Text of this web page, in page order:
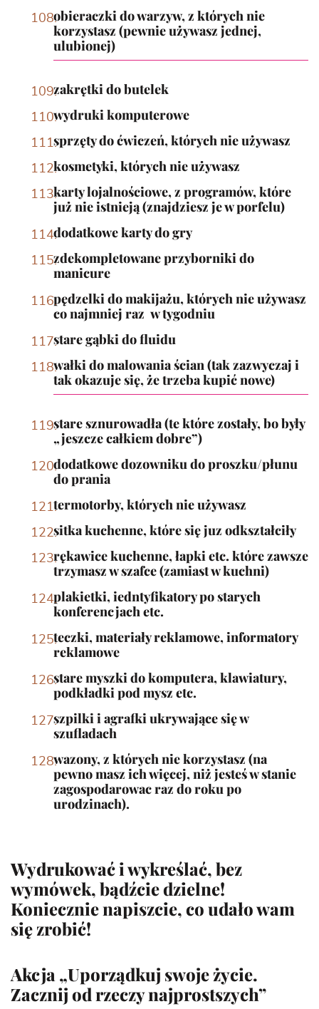
obieraczki do warzyw, z których nie
korzystasz (pewnie używasz jednej,
ulubionej)
zakrętki do butelek
wydruki komputerowe
sprzęty do ćwiczeń, których nie używasz
kosmetyki, których nie używasz
karty lojalnościowe, z programów, które
już nie istnieją (znajdziesz je w porfelu)
dodatkowe karty do gry
zdekompletowane przyborniki do
manicure
pędzelki do makijażu, których nie używasz
co najmniej raz w tygodniu
stare gąbki do fluidu
wałki do malowania ścian (tak zazwyczaj i
tak okazuje się, że trzeba kupić nowe)
stare sznurowadła (te które zostały, bo były
„jeszcze całkiem dobre”)
dodatkowe dozowniku do proszku/płunu
do prania
termotorby, których nie używasz
sitka kuchenne, które się juz odkształciły
rękawice kuchenne, łapki etc. które zawsze
trzymasz w szafce (zamiast w kuchni)
plakietki, iedntyfikatory po starych
konferencjach etc.
teczki, materiały reklamowe, informatory
reklamowe
stare myszki do komputera, klawiatury,
podkładki pod mysz etc.
szpilki i agrafki ukrywające się w
szufladach
wazony, z których nie korzystasz (na
pewno masz ich więcej, niż jesteś w stanie
zagospodarowac raz do roku po
urodzinach).
Wydrukować i wykreślać, bez
wymówek, bądźcie dzielne!
Koniecznie napiszcie, co udało wam
się zrobić!
Akcja „Uporządkuj swoje życie.
Zacznij od rzeczy najprostszych”